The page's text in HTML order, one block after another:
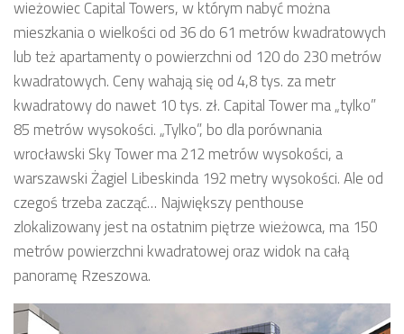
wieżowiec Capital Towers, w którym nabyć można
mieszkania o wielkości od 36 do 61 metrów kwadratowych
lub też apartamenty o powierzchni od 120 do 230 metrów
kwadratowych. Ceny wahają się od 4,8 tys. za metr
kwadratowy do nawet 10 tys. zł. Capital Tower ma „tylko”
85 metrów wysokości. „Tylko”, bo dla porównania
wrocławski Sky Tower ma 212 metrów wysokości, a
warszawski Żagiel Libeskinda 192 metry wysokości. Ale od
czegoś trzeba zacząć… Największy penthouse
zlokalizowany jest na ostatnim piętrze wieżowca, ma 150
metrów powierzchni kwadratowej oraz widok na całą
panoramę Rzeszowa.